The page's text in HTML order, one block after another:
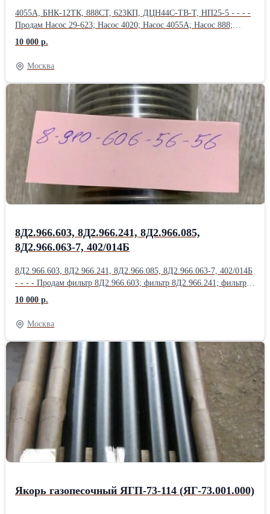
4055А, БНК-12ТК, 888СТ, 623КП, ДЦН44С-ТВ-Т, НП25-5 - - - -
Продам Насос 29-623; Насос 4020; Насос 4055А; Насос 888;
Насос 888А; Насос 888СТ; Насос 890; Насос 890С; Насос 892АМ;
Продам Насос 918 (МТ-800 ); Насос 918А ( МТ-800 );
Насос 918Б ( МТ-800 ); Насос БНК-10ТК; Насос БНК-12ТК;
Насос 4062 ( МТ-800 ); Насос 435ФТ; Продам
Насос 463Б (МВ-280Б); Насос 465А; Насос 465Д (МП-6000-2с);
Насос 465К; Насос 465К ( Д-4500К); Насос 465МТВ; Продам
Насос 465МТВ (Д-1500ТВ); Насос 465П; Насос 623;
Насос 623АНМ; Насос 623Б; Насос 623К; Насос 623КП;
Насос 623Т1; Продам Насос 623Я; Насос 702М.500; Насос 876А;
Насос ДЦН-44С ТВ-Т; Насос ДЦН44С-ТВ-Т; Насос НД144-
22; НД-8С; Насос НП25-5; Продам Насос НП25-5Л; Насос НП25-
10 000 р.
Москва
8Д2.966.603, 8Д2.966.241, 8Д2.966.085,
8Д2.966.063-7, 402/014Б
8Д2.966.603, 8Д2.966.241, 8Д2.966.085, 8Д2.966.063-7, 402/014Б
- - - - Продам фильтр 8Д2.966.603; фильтр 8Д2.966.241; фильтр
8Д2.966.085; фильтр 8Д2.966.063-7; фильтр 402/014Б; фильтр
8Д2.966.457; Продам фильтр 8Д2.966.458; фильтр 8Д2.966.511-
15; фильтр 8Д2.966.041-1; фильтр 8Д2.966.041-2; фильтр
8Д2.966.041-8; Продам Фильтропакет 8Д2.966.034-2
Фильтропакет 8Д2.966.034-4; Фильтропакет 8Д2.966.034-6;
Фильтропакет 8Д2.966.034-8; Фильтропакет 8Д2.966.034-10;
Продам Фильтропакет 8Д2.966.034-12; Фильтропакет
8Д2.966.034-13; Фильтропакет 8Д2.966.034-14; Фильтропакет
8Д2.966.034-15; Фильтропакет 8Д2.966.034-16; Продам
Фильтропакет 8Д2.966.034-17; Фильтропакет 8Д2.966.034-18;
фильтродиск 8Д6.270.001-1; фильтродиск 8Д6.270.001-2;
фильтродиск 8Д6.270.001-3; Продам фильтродиск 8Д6.270.001-4;
фильтродиск 8Д6.270.001-5; фильтродиск 8Д6.270.001-6
10 000 р.
Москва
Якорь газопесочный ЯГП-73-114 (ЯГ-73.001.000)